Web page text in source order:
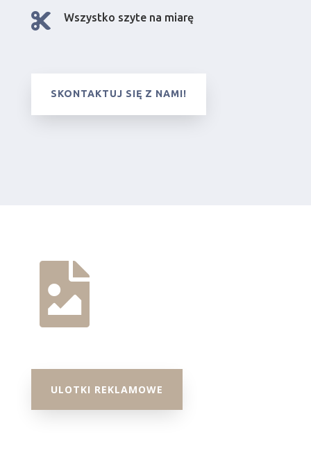
 Wszystko szyte na miarę
SKONTAKTUJ SIĘ Z NAMI!

ULOTKI REKLAMOWE